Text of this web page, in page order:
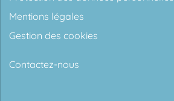
Mentions légales
Gestion des cookies
Contactez-nous